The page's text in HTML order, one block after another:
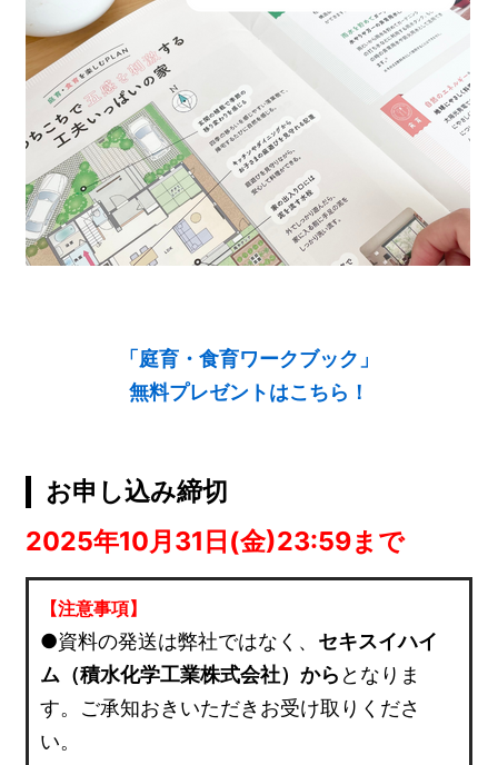
「庭育・食育ワークブック」
無料プレゼントはこちら！
お申し込み締切
2025年10月31日(金)23:59まで
【注意事項】
●資料の発送は弊社ではなく、 セキスイハイ
ム（積水化学工業株式会社）から となりま
す。ご承知おきいただきお受け取りくださ
い。